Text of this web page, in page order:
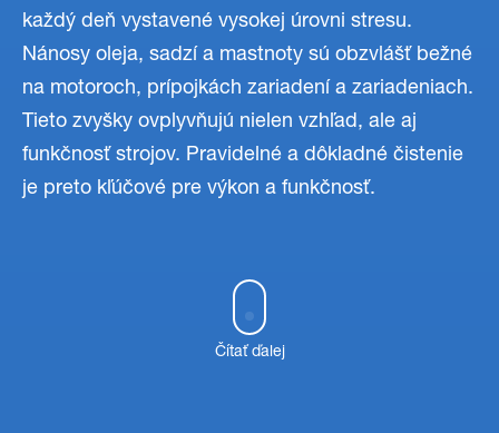
každý deň vystavené vysokej úrovni stresu.
Nánosy oleja, sadzí a mastnoty sú obzvlášť bežné
na motoroch, prípojkách zariadení a zariadeniach.
Tieto zvyšky ovplyvňujú nielen vzhľad, ale aj
funkčnosť strojov. Pravidelné a dôkladné čistenie
je preto kľúčové pre výkon a funkčnosť.
Čítať ďalej